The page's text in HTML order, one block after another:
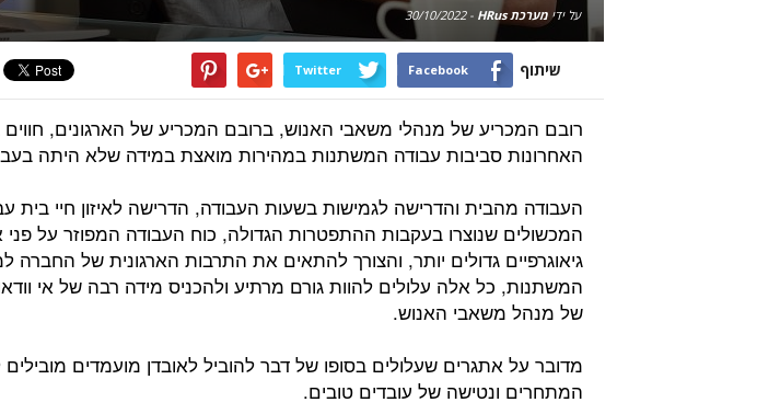
על ידימערכת HRus -
30/10/2022
שיתוף Facebook
Twitter
רובם המכריע של מנהלי משאבי האנוש, ברובם המכריע של הארגונים, חווים
האחרונות סביבות עבודה המשתנות במהירות מואצת במידה שלא היתה
העבודה מהבית והדרישה לגמישות בשעות העבודה, הדרישה לאיזון חיי בית
המכשולים שנוצרו בעקבות ההתפטרות הגדולה, כוח העבודה המפוזר על פני
גיאוגרפיים גדולים יותר, והצורך להתאים את התרבות הארגונית של החברה
המשתנות, כל אלה עלולים להוות גורם מרתיע ולהכניס מידה רבה של אי
של מנהל משאבי האנוש.
מדובר על אתגרים שעלולים בסופו של דבר להוביל לאובדן מועמדים
המתחרים ונטישה של עובדים טובים.